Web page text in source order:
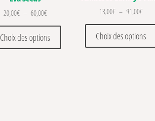
20,00€ – 60,00€Plage de prix : 20,00€ à 60,00€
Choix des options
Ce produit a plusieurs
13,00€ – 91,00€
Choix des options